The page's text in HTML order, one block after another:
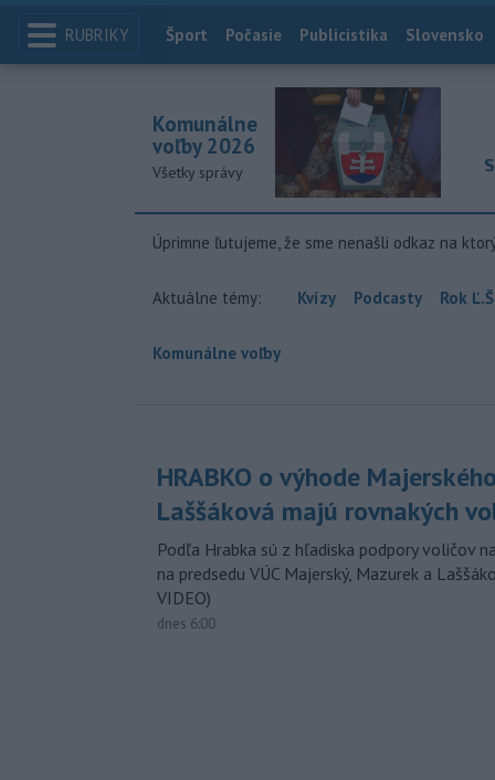
RUBRIKY Index
Šport Počasie Publicistika Slovensko
Komunálne
voľby 2026
Všetky správy
Úprimne ľutujeme, že sme nenašli odkaz na
Aktuálne témy: Kvízy Podcasty Rok
Komunálne voľby
HRABKO o výhode
Laššáková majú rovnakých
Podľa Hrabka sú z hľadiska podpory voličov
na predsedu VÚC Majerský, Mazurek a
VIDEO)
dnes 6:00